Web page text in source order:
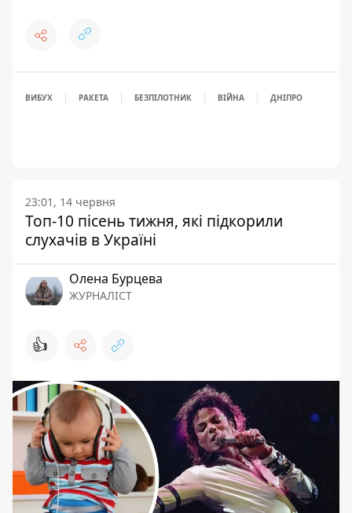
ВИБУХ РАКЕТА БЕЗПІЛОТНИК ВІЙНА ДНІПРО
23:01, 14 червня
Топ-10 пісень тижня, які підкорили
слухачів в Україні
Олена Бурцева
ЖУРНАЛІСТ
👍